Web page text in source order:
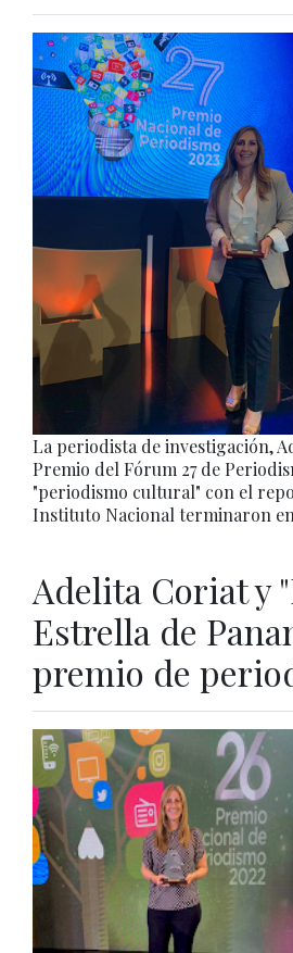
La periodista de investigación,
Premio del Fórum 27 de
"periodismo cultural" con el
Instituto Nacional terminaron
Adelita Coriat y
Estrella de
premio de